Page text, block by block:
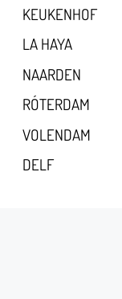
KEUKENHOF
LA HAYA
NAARDEN
RÓTERDAM
VOLENDAM
DELF